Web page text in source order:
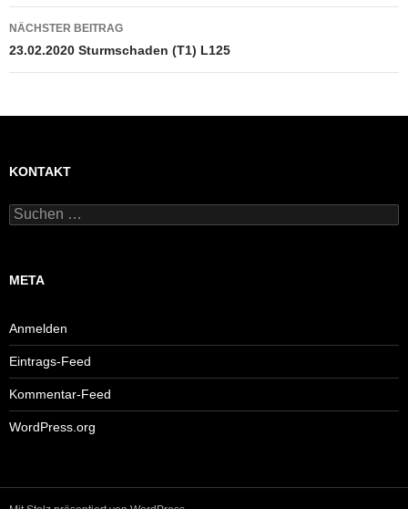
NÄCHSTER BEITRAG
23.02.2020 Sturmschaden (T1) L125
KONTAKT
Suchen
nach:
META
Anmelden
Eintrags-Feed
Kommentar-Feed
WordPress.org